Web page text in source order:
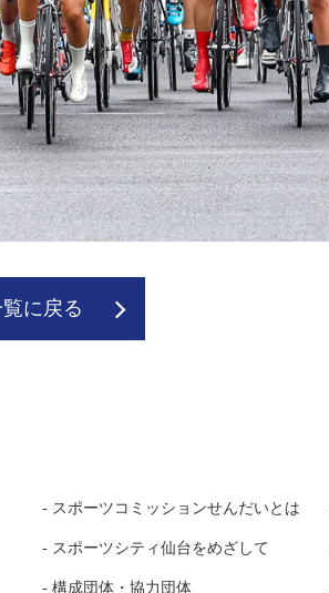
に戻る
‐ スポーツコミッションせんだいとは
‐ スポーツシティ仙台をめざして
‐ 構成団体・協力団体